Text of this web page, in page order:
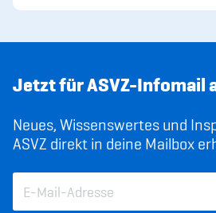
Jetzt für ASVZ-Infomail
Neues, Wissenswertes und
ASVZ direkt in deine Mailbox